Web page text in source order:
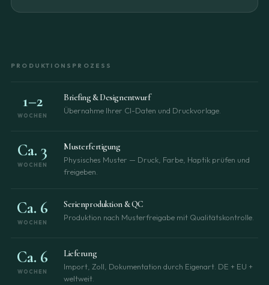
PRODUKTIONSPROZESS
1–2
WOCHEN
Briefing & Designentwurf
Übernahme Ihrer CI-Daten und Druckvorlage.
Ca. 3
WOCHEN
Musterfertigung
Physisches Muster — Druck, Farbe, Haptik prüfen und
freigeben.
Ca. 6
WOCHEN
Serienproduktion & QC
Produktion nach Musterfreigabe mit Qualitätskontrolle.
Ca. 6
WOCHEN
Lieferung
Import, Zoll, Dokumentation durch Eigenart. DE + EU +
weltweit.